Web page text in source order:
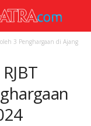
3 Penghargaan di Ajang